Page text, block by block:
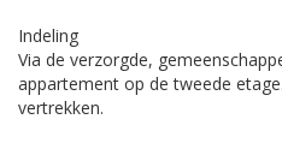
Indeling
Via de verzorgde,
appartement op de tweede
vertrekken.